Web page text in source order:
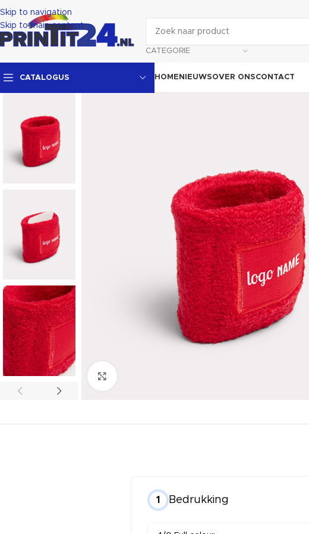
Skip to navigation
Skip to main content
CATEGORIE
CATALOGUS HOME NIEUWSOVER ONSCONTACT
1 Bedrukking